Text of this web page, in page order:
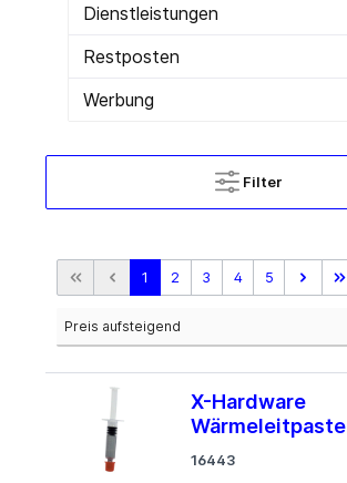
Dienstleistungen
Restposten
Werbung
Filter
1 2 3 4 5
X-Hardware
Wärmeleitpaste
16443